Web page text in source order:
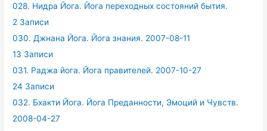
028. Нидра Йога. Йога переходных состояний бытия.
2 Записи
030. Джнана Йога. Йога знания. 2007-08-11
13 Записи
031. Раджа йога. Йога правителей. 2007-10-27
24 Записи
032. Бхакти Йога. Йога Преданности, Эмоций и Чувств.
2008-04-27